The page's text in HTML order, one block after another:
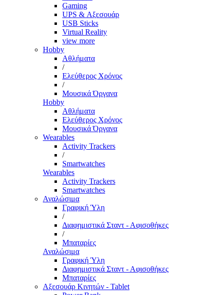
Gaming
UPS & Αξεσουάρ
USB Sticks
Virtual Reality
view more
Hobby
Αθλήματα
/
Ελεύθερος Χρόνος
/
Μουσικά Όργανα
Hobby
Αθλήματα
Ελεύθερος Χρόνος
Μουσικά Όργανα
Wearables
Activity Trackers
/
Smartwatches
Wearables
Activity Trackers
Smartwatches
Αναλώσιμα
Γραφική Ύλη
/
Διαφημιστικά Σταντ - Αφισοθήκες
/
Μπαταρίες
Αναλώσιμα
Γραφική Ύλη
Διαφημιστικά Σταντ - Αφισοθήκες
Μπαταρίες
Αξεσουάρ Κινητών - Tablet